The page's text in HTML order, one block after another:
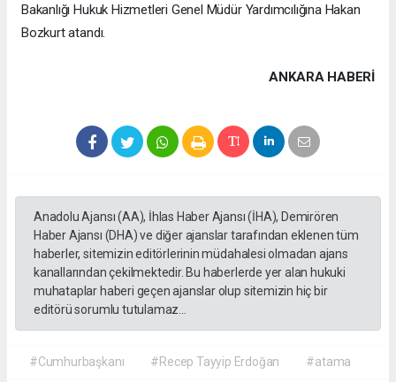
Bakanlığı Hukuk Hizmetleri Genel Müdür Yardımcılığına Hakan
Bozkurt atandı.
ANKARA HABERİ
Anadolu Ajansı (AA), İhlas Haber Ajansı (İHA), Demirören
Haber Ajansı (DHA) ve diğer ajanslar tarafından eklenen tüm
haberler, sitemizin editörlerinin müdahalesi olmadan ajans
kanallarından çekilmektedir. Bu haberlerde yer alan hukuki
muhataplar haberi geçen ajanslar olup sitemizin hiç bir
editörü sorumlu tutulamaz...
#Cumhurbaşkanı #Recep Tayyip Erdoğan #atama